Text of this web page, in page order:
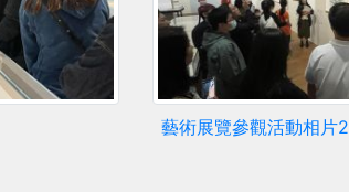
藝術展覽參觀活動相片2